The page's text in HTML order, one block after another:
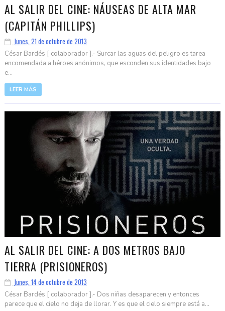
AL SALIR DEL CINE: NÁUSEAS DE ALTA MAR
(CAPITÁN PHILLIPS)
lunes, 21 de octubre de 2013
César Bardés [ colaborador ].- Surcar las aguas del peligro es tarea
encomendada a héroes anónimos, que esconden sus identidades bajo
e...
LEER MÁS
AL SALIR DEL CINE: A DOS METROS BAJO
TIERRA (PRISIONEROS)
lunes, 14 de octubre de 2013
César Bardés [ colaborador ].- Dos niñas desaparecen y entonces
parece que el cielo no deja de llorar. Y es que el cielo siempre está a...